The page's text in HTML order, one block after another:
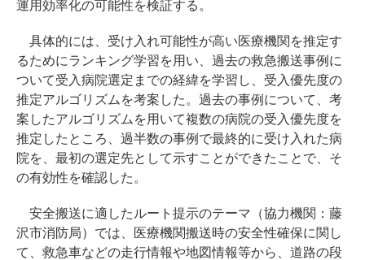
運用効率化の可能性を検証する。
具体的には、受け入れ可能性が高い医療機関を推定す
るためにランキング学習を用い、過去の救急搬送事例に
ついて受入病院選定までの経緯を学習し、受入優先度の
推定アルゴリズムを考案した。過去の事例について、考
案したアルゴリズムを用いて複数の病院の受入優先度を
推定したところ、過半数の事例で最終的に受け入れた病
院を、最初の選定先として示すことができたことで、そ
の有効性を確認した。
安全搬送に適したルート提示のテーマ（協力機関：藤
沢市消防局）では、医療機関搬送時の安全性確保に関し
て、救急車などの走行情報や地図情報等から、道路の段